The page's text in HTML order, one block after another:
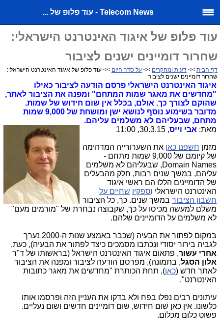
Telecom News - עוד פלופ של ...
עוד פלופ של איגוד האינטרנט הישראלי:
שחרור דומיינים ישנים לציבור
דף הבית >> דעות ומחקרים >> על סדר היום >> עוד פלופ של איגוד האינטרנט הישראלי:
שחרור דומיינים ישנים לציבור
איגוד האינטרנט הישראלי פרסם הודעה לציבור כאילו
"מחדשים את מאגר שמות המתחם" ומפנה את הציבור לאתר,
שהוקם לצורך כך. אולם, בכלל אין שום חידוש של שמות.
מדובר בשימוע נוסף לנושא ישן ומושחת של 9,000 שמות
מתחם, שבעליהם לא משלמים עליהם.
מאת: אבי וייס, 30.3.15, 11:00
מזמן חשפנו כאן את השערורייה המדהימה
של קיומם של 9,000 שמות מתחם -
Domain Names, שבעליהם לא משלמים
עליהם, במשך שנים רבות, חלק מהבעלים
של הדומיינים הללו הם ראשי איגוד
האינטרנט הישראלי וספקיו שחיים על
חשבון הציבור במשך שנים. כך, כל הציבור
משלם למעשה מכיסו על כך, שקבוצה נבחרת של "מורמים מעם"
לא משלמים על הדומיינים שלהם.
במקום לפתור את הבעיה (שכבר באמצע שנות ה-2000 נערך
לגביה בירור יסודי ונכתבו מסמכים כיצד לפתור את הבעיה), כעת,
אחרי עשור, פתאום איגוד האינטרנט הישראל (בראשותו של ד"ר
אלון הסגל, בתמונה), מפרסם הודעה לציבור ומפנה את הציבור
לאתר חדש (כאן), תחת הכותרת "מחדשים את מאגר כתובות
האינטרנט".
עיתונים רבים נפלו בפח ולא בדקו את העניין הזה ופרסמו אותו
כלשונו. אין כאן שום חידוש, שום דומיינים חדשים ושום נעליים.
פשוט כלום מכלום.